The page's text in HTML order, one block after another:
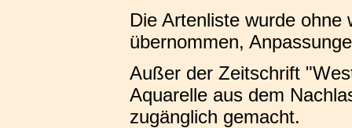
Die Artenliste wurde
übernommen,
Außer der Zeitschrift
Aquarelle aus dem
zugänglich gemacht.